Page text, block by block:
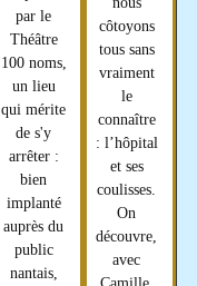
parle
Théâtre
100 noms,
un lieu
qui mérite
de s'y
arrêter :
bien
implanté
auprès du
public
nantais,
côtoyons
tous sans
vraiment
le
connaître
: l’hôpital
et ses
coulisses.
On
découvre,
avec